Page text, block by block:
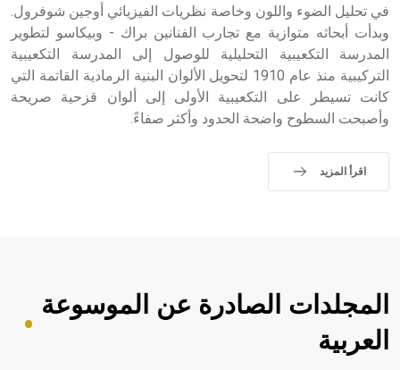
- هل تعلم أن الأبجدية الكنعانية تتألف من /22/ علامة كتابية
sign تكتب منفصلة غير متصلة، وتعتمد المبدأ الأكوروفوني،
حيث تقتصر القيمة الصوتية للعلامة الك
في تحليل الضوء واللون وخاصة نظريات الفيزيائي أوجين شوفرول.
وبدأت أبحاثه متوازية مع تجارب الفنانين براك - وبيكاسو لتطوير
المدرسة التكعيبية التحليلية للوصول إلى المدرسة التكعيبية
التركيبية منذ عام 1910 لتحويل الألوان البنية الرمادية القاتمة التي
كانت تسيطر على التكعيبية الأولى إلى ألوان قزحية صريحة
وأصبحت السطوح واضحة الحدود وأكثر صفاءً.
اقرأ المزيد
المجلدات الصادرة عن الموسوعة
العربية